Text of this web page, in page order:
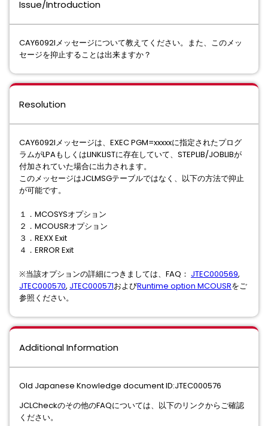
Issue/Introduction
CAY6092Iメッセージについて教えてください。また、このメッ
セージを抑⽌することは出来ますか？
Resolution
CAY6092Iメッセージは、EXEC PGM=xxxxxに指定されたプログ
ラムがLPAもしくはLINKLISTに存在していて、STEPLIB/JOBLIBが
付加されていた場合に出⼒されます。
このメッセージはJCLMSGテーブルではなく、以下の⽅法で抑⽌
が可能です。
１．MCOSYSオプション
２．MCOUSRオプション
３．REXX Exit
４．ERROR Exit
※当該オプションの詳細につきましては、FAQ： JTEC000569,
JTEC000570, JTEC000571およびRuntime option MCOUSRをご
参照ください。
Additional Information
Old Japanese Knowledge document ID:JTEC000576
JCLCheckのその他のFAQについては、以下のリンクからご確認
ください。